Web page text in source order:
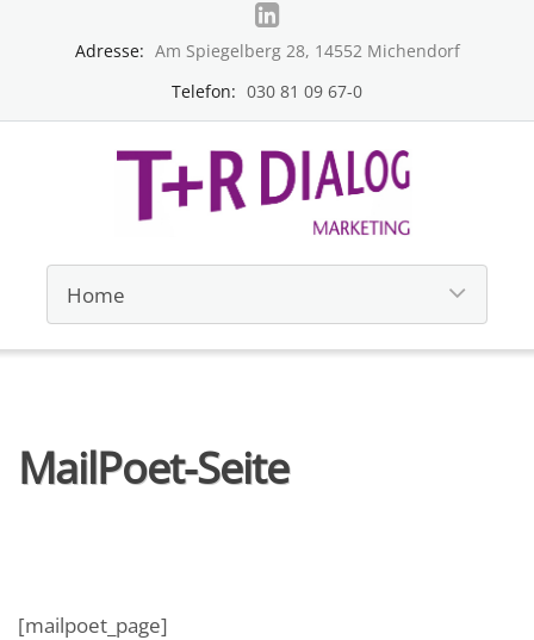
Adresse: Am Spiegelberg 28, 14552 Michendorf
Telefon: 030 81 09 67-0
MailPoet-Seite
[mailpoet_page]